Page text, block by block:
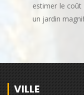
estimer le coût
un jardin
VILLE